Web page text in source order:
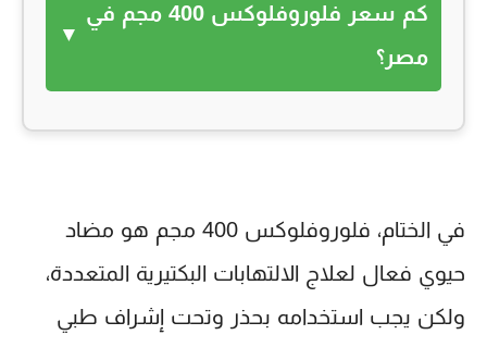
كم سعر فلوروفلوكس 400 مجم في
مصر؟
▼
في الختام، فلوروفلوكس 400 مجم هو مضاد
حيوي فعال لعلاج الالتهابات البكتيرية المتعددة،
ولكن يجب استخدامه بحذر وتحت إشراف طبي